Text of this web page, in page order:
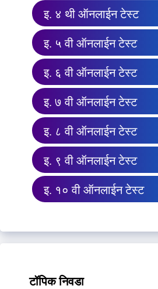
इ. ४ थी ऑनलाईन टेस्ट
इ. ५ वी ऑनलाईन टेस्ट
इ. ६ वी ऑनलाईन टेस्ट
इ. ७ वी ऑनलाईन टेस्ट
इ. ८ वी ऑनलाईन टेस्ट
इ. ९ वी ऑनलाईन टेस्ट
इ. १० वी ऑनलाईन टेस्ट
टॉपिक निवडा